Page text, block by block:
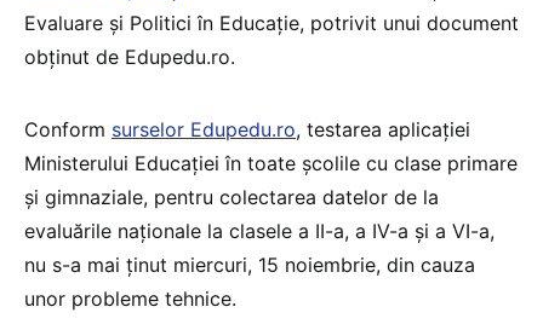
Evaluare și Politici în Educație, potrivit unui document
obținut de Edupedu.ro.
Conform surselor Edupedu.ro, testarea aplicației
Ministerului Educației în toate școlile cu clase primare
și gimnaziale, pentru colectarea datelor de la
evaluările naționale la clasele a II-a, a IV-a și a VI-a,
nu s-a mai ținut miercuri, 15 noiembrie, din cauza
unor probleme tehnice.